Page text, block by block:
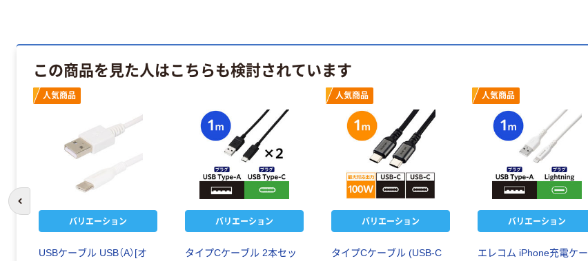
この商品を見た人はこちらも検討されています
人気商品
バリエーション
USBケーブル USB（A）[オ
バリエーション
タイプCケーブル 2本セッ
人気商品
バリエーション
タイプCケーブル (USB-C
人気商品
バリエーション
エレコム iPhone充電ケー
前のスライドへ